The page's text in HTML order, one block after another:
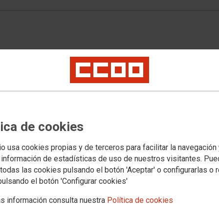
de cookies
usa cookies propias y de terceros para facilitar la navegación
de estadísticas de uso de nuestros visitantes.
las cookies pulsando el botón 'Aceptar' o configurarlas o
el botón 'Configurar cookies'
información consulta nuestra Política de cookies
al sitio web de F.E. SANIDAD, si tienes cualquier cuestión
http://www.ccoo.es/Contacta
los contenidos del sitio web sanidad.ccoo.es/sanidadcyl con
generales y particulares
la condición de Usuario y supone tu aceptación plena y sin
vigentes en el momento en que como Usuario accedas a la
y modificar unilateralmente, en cualquier momento y sin previo
temporalmente la presentación, configuración,